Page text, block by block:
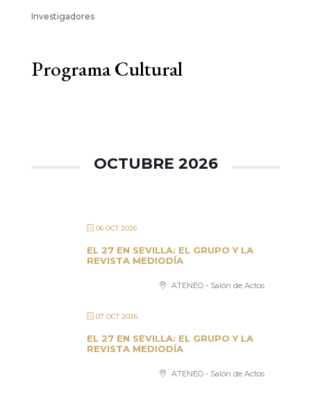
Investigadores
Programa Cultural
OCTUBRE 2026
06 OCT 2026
EL 27 EN SEVILLA: EL GRUPO Y LA
REVISTA MEDIODÍA
ATENEO - Salón de Actos
07 OCT 2026
EL 27 EN SEVILLA: EL GRUPO Y LA
REVISTA MEDIODÍA
ATENEO - Salón de Actos